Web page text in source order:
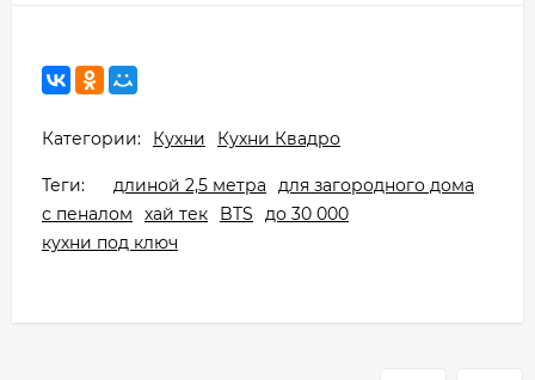
Категории: Кухни Кухни Квадро
Теги: длиной 2,5 метра
для загородного дома
с пеналом
хай тек BTS
до 30 000
кухни под ключ